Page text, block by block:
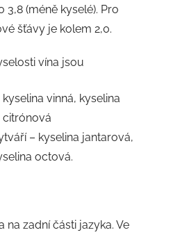
3,8 (méně kyselé). Pro
šťávy je kolem 2,0.
vína jsou
vinná, kyselina
citrónová
– kyselina jantarová,
octová.
na zadní části jazyka. Ve